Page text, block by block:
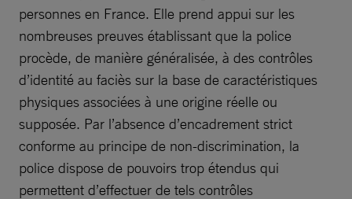
personnes en France. Elle prend appui sur les
nombreuses preuves établissant que la police
procède, de manière généralisée, à des contrôles
d’identité au faciès sur la base de caractéristiques
physiques associées à une origine réelle ou
supposée. Par l’absence d’encadrement strict
conforme au principe de non-discrimination, la
police dispose de pouvoirs trop étendus qui
permettent d’effectuer de tels contrôles